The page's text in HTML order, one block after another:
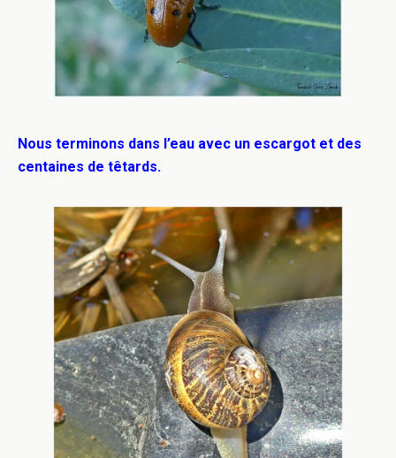
Nous terminons dans l’eau avec un escargot et des
centaines de têtards.